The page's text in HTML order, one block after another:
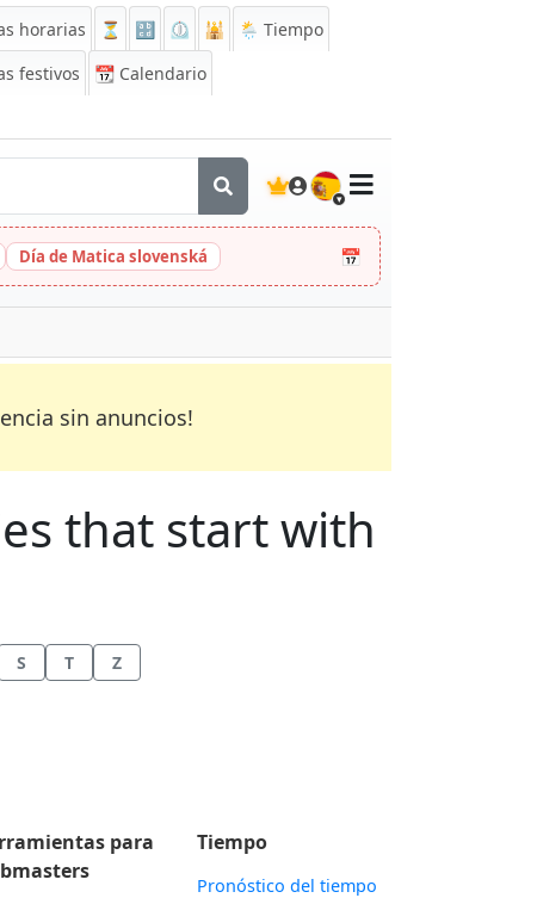
horarias ⏳ 🔡 ⏲️ 🕌
🌦️ Tiempo
festivos 📆 Calendario
🇪🇸
Día de Matica slovenská 📅
sin anuncios!
that start with
S T Z
para
Tiempo
Pronóstico del tiempo